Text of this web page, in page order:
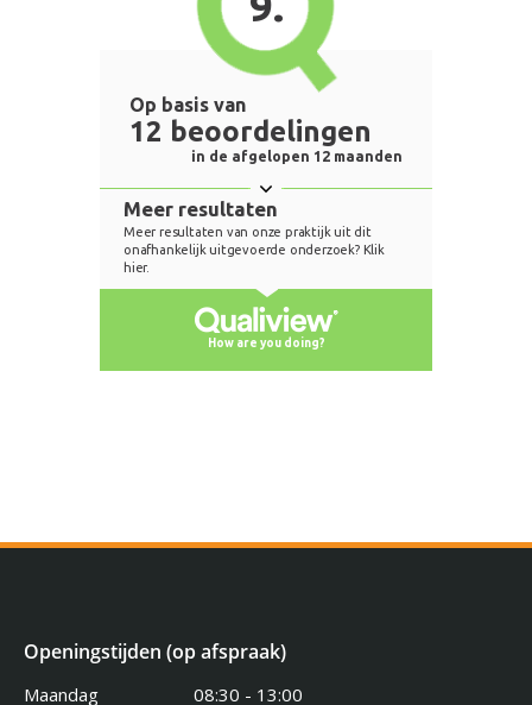
Openingstijden (op afspraak)
Maandag 08:30 - 13:00